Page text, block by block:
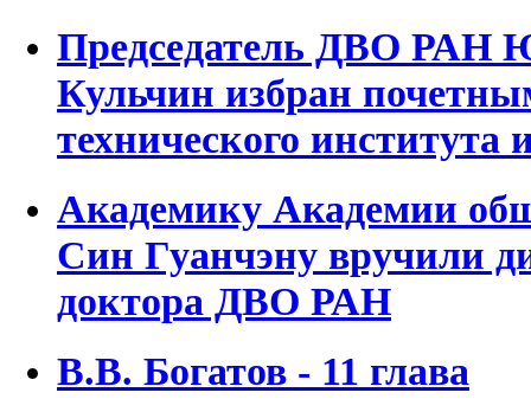
Председатель ДВО РАН
Кульчин избран
технического
Академику Академии
Син Гуанчэну вручили
доктора ДВО РАН
В.В. Богатов - 11 глава